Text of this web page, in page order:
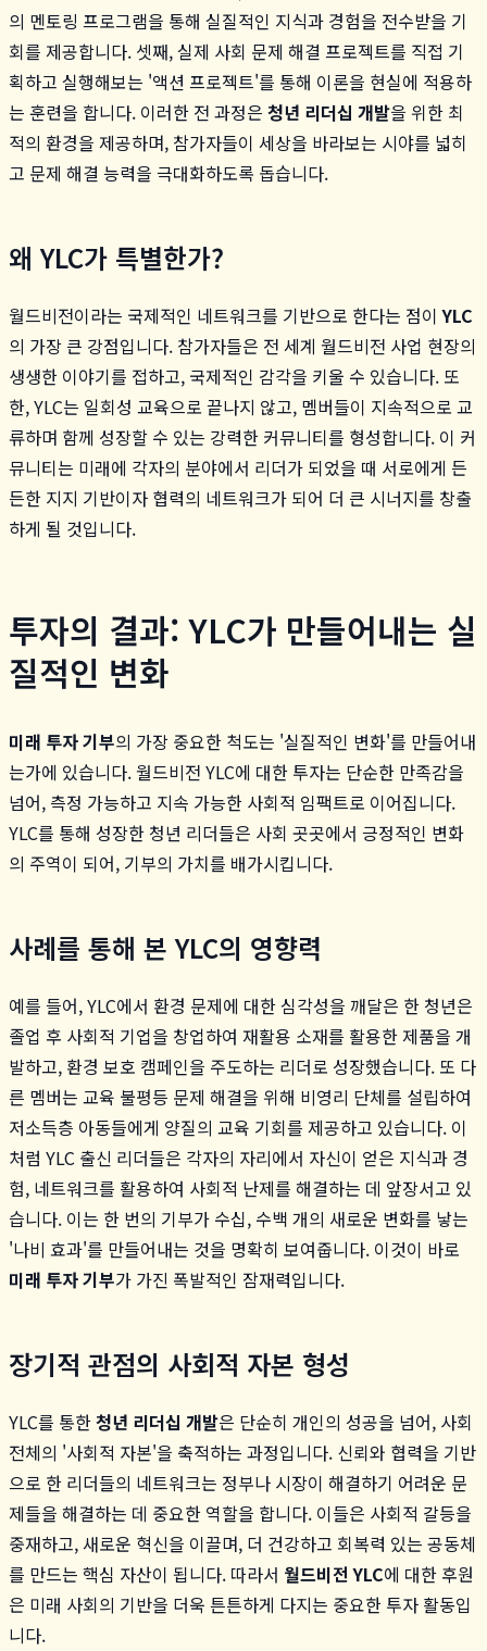
의 멘토링 프로그램을 통해 실질적인 지식과 경험을 전수받을 기
회를 제공합니다. 셋째, 실제 사회 문제 해결 프로젝트를 직접 기
획하고 실행해보는 '액션 프로젝트'를 통해 이론을 현실에 적용하
는 훈련을 합니다. 이러한 전 과정은 청년 리더십 개발을 위한 최
적의 환경을 제공하며, 참가자들이 세상을 바라보는 시야를 넓히
고 문제 해결 능력을 극대화하도록 돕습니다.
왜 YLC가 특별한가?
월드비전이라는 국제적인 네트워크를 기반으로 한다는 점이YLC
의 가장 큰 강점입니다. 참가자들은 전 세계 월드비전 사업 현장의
생생한 이야기를 접하고, 국제적인 감각을 키울 수 있습니다. 또
한, YLC는 일회성 교육으로 끝나지 않고, 멤버들이 지속적으로 교
류하며 함께 성장할 수 있는 강력한 커뮤니티를 형성합니다. 이 커
뮤니티는 미래에 각자의 분야에서 리더가 되었을 때 서로에게 든
든한 지지 기반이자 협력의 네트워크가 되어 더 큰 시너지를 창출
하게 될 것입니다.
투자의 결과: YLC가 만들어내는 실
질적인 변화
미래 투자 기부의 가장 중요한 척도는 '실질적인 변화'를 만들어내
는가에 있습니다. 월드비전 YLC에 대한 투자는 단순한 만족감을
넘어, 측정 가능하고 지속 가능한 사회적 임팩트로 이어집니다.
YLC를 통해 성장한 청년 리더들은 사회 곳곳에서 긍정적인 변화
의 주역이 되어, 기부의 가치를 배가시킵니다.
사례를 통해 본 YLC의 영향력
예를 들어, YLC에서 환경 문제에 대한 심각성을 깨달은 한 청년은
졸업 후 사회적 기업을 창업하여 재활용 소재를 활용한 제품을 개
발하고, 환경 보호 캠페인을 주도하는 리더로 성장했습니다. 또 다
른 멤버는 교육 불평등 문제 해결을 위해 비영리 단체를 설립하여
저소득층 아동들에게 양질의 교육 기회를 제공하고 있습니다. 이
처럼 YLC 출신 리더들은 각자의 자리에서 자신이 얻은 지식과 경
험, 네트워크를 활용하여 사회적 난제를 해결하는 데 앞장서고 있
습니다. 이는 한 번의 기부가 수십, 수백 개의 새로운 변화를 낳는
'나비 효과'를 만들어내는 것을 명확히 보여줍니다. 이것이 바로
미래 투자 기부가 가진 폭발적인 잠재력입니다.
장기적 관점의 사회적 자본 형성
YLC를 통한청년 리더십 개발은 단순히 개인의 성공을 넘어, 사회
전체의 '사회적 자본'을 축적하는 과정입니다. 신뢰와 협력을 기반
으로 한 리더들의 네트워크는 정부나 시장이 해결하기 어려운 문
제들을 해결하는 데 중요한 역할을 합니다. 이들은 사회적 갈등을
중재하고, 새로운 혁신을 이끌며, 더 건강하고 회복력 있는 공동체
를 만드는 핵심 자산이 됩니다. 따라서 월드비전 YLC에 대한 후원
은 미래 사회의 기반을 더욱 튼튼하게 다지는 중요한 투자 활동입
니다.